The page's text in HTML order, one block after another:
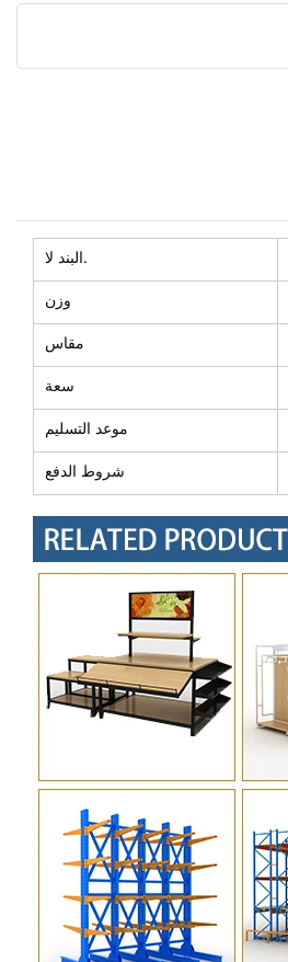
البند لا.
وزن
مقاس
سعة
موعد التسليم
شروط الدفع